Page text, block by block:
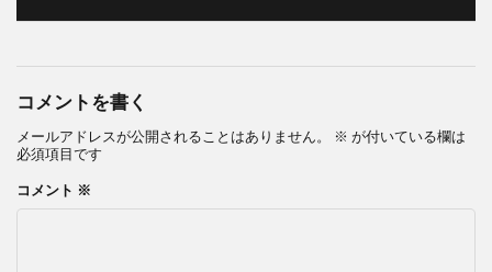
コメントを書く
メールアドレスが公開されることはありません。 ※ が付いている欄は
必須項目です
コメント ※